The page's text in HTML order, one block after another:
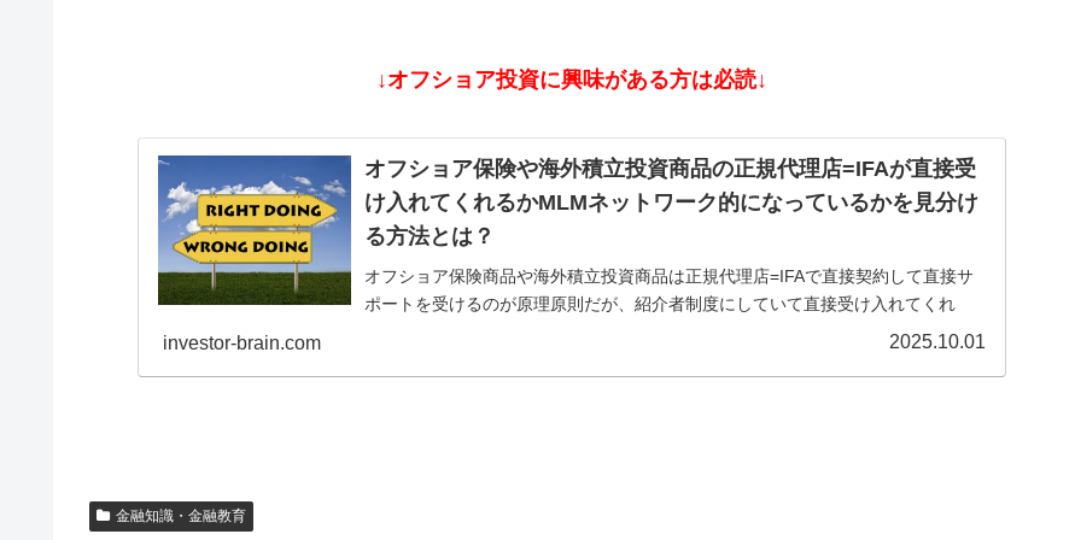
↓オフショア投資に興味がある方は必読↓
オフショア保険や海外積立投資商品の正規代理店=IFAが直接受
け入れてくれるかMLMネットワーク的になっているかを見分け
る方法とは？
オフショア保険商品や海外積立投資商品は正規代理店=IFAで直接契約して直接サ
ポートを受けるのが原理原則だが、紹介者制度にしていて直接受け入れてくれ
ず、MLM/ネットワークビジネス/ねずみ講のようになっているIFAもある。そうし
investor-brain.com 2025.10.01
金融知識・金融教育